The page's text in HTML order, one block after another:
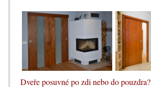
Dveře posuvné po zdi nebo do pouzdra?